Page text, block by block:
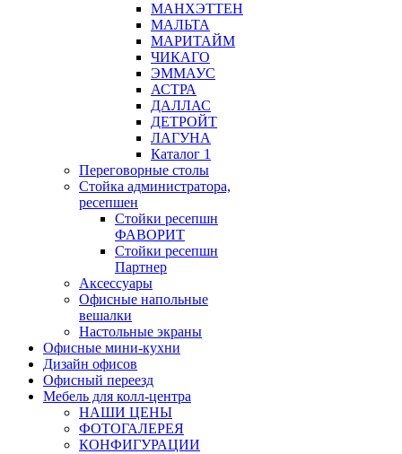
МАНХЭТТЕН
МАЛЬТА
МАРИТАЙМ
ЧИКАГО
ЭММАУС
АСТРА
ДАЛЛАС
ДЕТРОЙТ
ЛАГУНА
Каталог 1
Переговорные столы
Стойка администратора,
ресепшен
Стойки ресепшн
ФАВОРИТ
Стойки ресепшн
Партнер
Аксессуары
Офисные напольные
вешалки
Настольные экраны
Офисные мини-кухни
Дизайн офисов
Офисный переезд
Мебель для колл-центра
НАШИ ЦЕНЫ
ФОТОГАЛЕРЕЯ
КОНФИГУРАЦИИ